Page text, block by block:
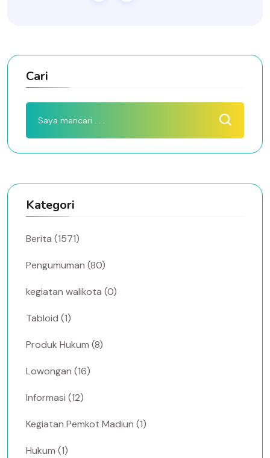
Cari
Kategori
Berita (1571)
Pengumuman (80)
kegiatan walikota (0)
Tabloid (1)
Produk Hukum (8)
Lowongan (16)
Informasi (12)
Kegiatan Pemkot Madiun (1)
Hukum (1)